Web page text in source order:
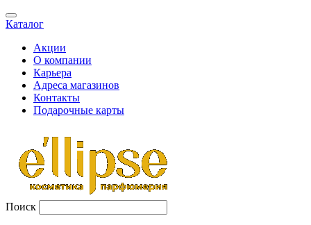
Каталог
Акции
О компании
Карьера
Адреса магазинов
Контакты
Подарочные карты
Поиск